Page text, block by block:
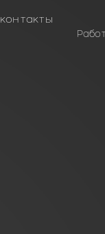
контакты